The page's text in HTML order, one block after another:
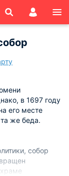
в 1697 году
его месте
же беда.
собор